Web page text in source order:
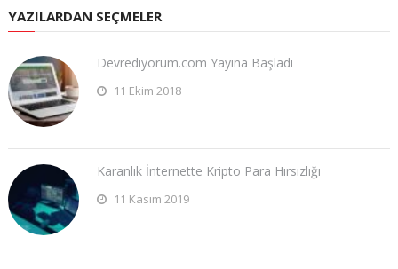
YAZILARDAN SEÇMELER
Devrediyorum.com Yayına Başladı
11 Ekim 2018
Karanlık İnternette Kripto Para Hırsızlığı
11 Kasım 2019